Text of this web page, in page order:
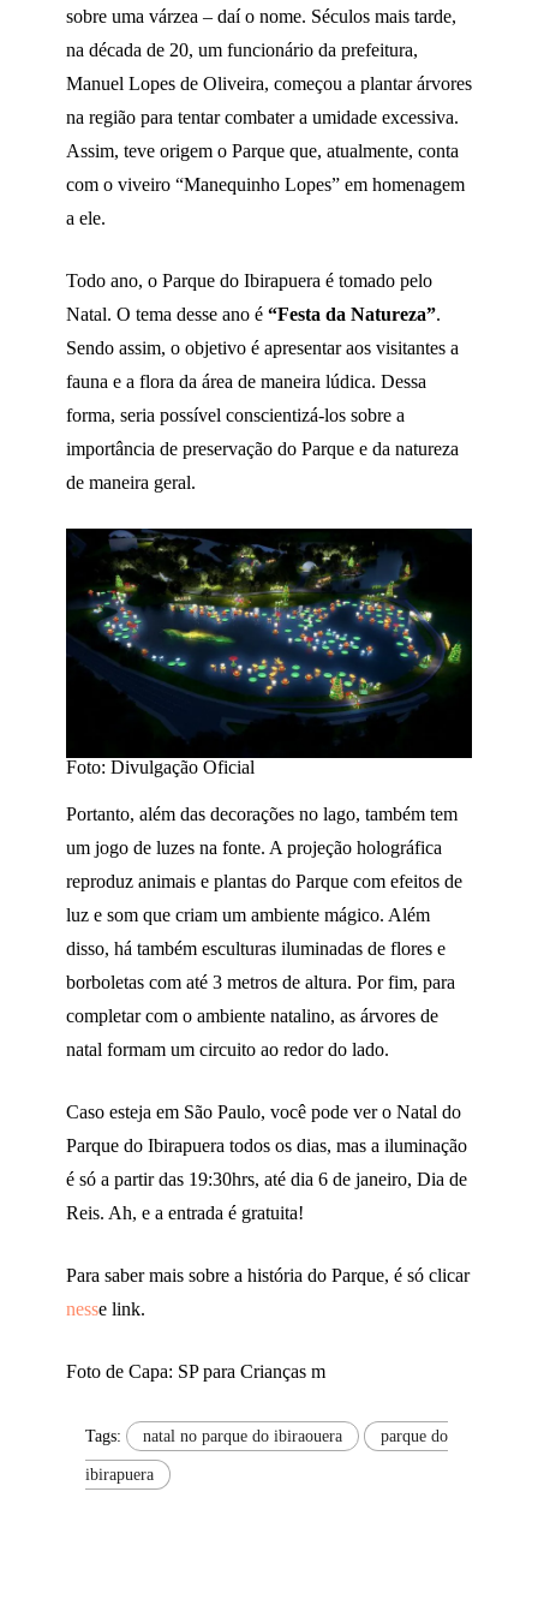
sobre uma várzea – daí o nome. Séculos mais tarde,
na década de 20, um funcionário da prefeitura,
Manuel Lopes de Oliveira, começou a plantar árvores
na região para tentar combater a umidade excessiva.
Assim, teve origem o Parque que, atualmente, conta
com o viveiro “Manequinho Lopes” em homenagem
a ele.
Todo ano, o Parque do Ibirapuera é tomado pelo
Natal. O tema desse ano é “Festa da Natureza”.
Sendo assim, o objetivo é apresentar aos visitantes a
fauna e a flora da área de maneira lúdica. Dessa
forma, seria possível conscientizá-los sobre a
importância de preservação do Parque e da natureza
de maneira geral.
Foto: Divulgação Oficial
Portanto, além das decorações no lago, também tem
um jogo de luzes na fonte. A projeção holográfica
reproduz animais e plantas do Parque com efeitos de
luz e som que criam um ambiente mágico. Além
disso, há também esculturas iluminadas de flores e
borboletas com até 3 metros de altura. Por fim, para
completar com o ambiente natalino, as árvores de
natal formam um circuito ao redor do lado.
Caso esteja em São Paulo, você pode ver o Natal do
Parque do Ibirapuera todos os dias, mas a iluminação
é só a partir das 19:30hrs, até dia 6 de janeiro, Dia de
Reis. Ah, e a entrada é gratuita!
Para saber mais sobre a história do Parque, é só clicar
nesse link.
Foto de Capa: SP para Crianças m
Tags: natal no parque do ibiraouera parque do
ibirapuera